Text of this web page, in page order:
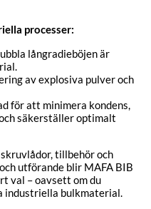
processer:
långradieböjen är
av explosiva pulver och
för att minimera kondens,
säkerställer optimalt
tillbehör och
utförande blir MAFA BIB
val – oavsett om du
industriella bulkmaterial.